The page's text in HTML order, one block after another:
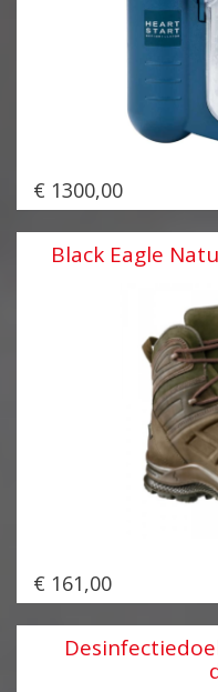
€ 1300,00
Black Eagle
€ 161,00